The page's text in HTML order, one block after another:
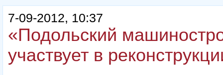
7-09-2012, 10:37
«Подольский
участвует в